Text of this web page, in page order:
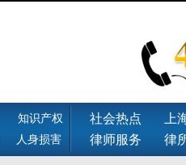
知识产权
人身损害
社会热点 上
律师服务
律